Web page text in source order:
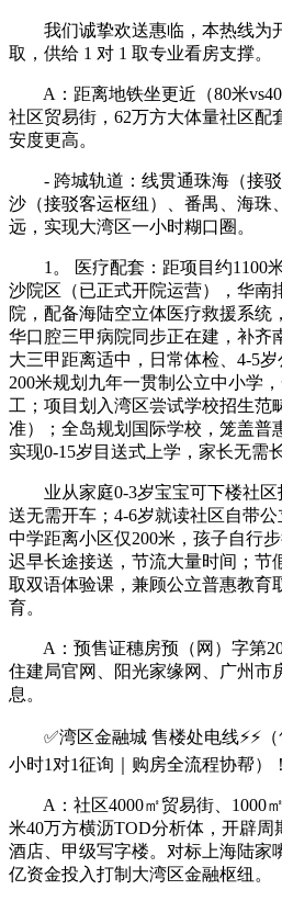
我们诚挚欢送惠临，本热线为
取，供给 1 对 1 取专业看房支撑。
A：距离地铁坐更近（80米
社区贸易街，62万方大体量社区配
安度更高。
- 跨城轨道：线贯通珠海（接驳
沙（接驳客运枢纽）、番禺、海珠
远，实现大湾区一小时糊口圈。
1。 医疗配套：距项目约1100
沙院区（已正式开院运营），华南
院，配备海陆空立体医疗救援系统
华口腔三甲病院同步正在建，补齐
大三甲距离适中，日常体检、4-5
200米规划九年一贯制公立中小学
工；项目划入湾区尝试学校招生范
准）；全岛规划国际学校，笼盖普
实现0-15岁目送式上学，家长无需
业从家庭0-3岁宝宝可下楼社区
送无需开车；4-6岁就读社区自带
中学距离小区仅200米，孩子自行
迟早长途接送，节流大量时间；节
取双语体验课，兼顾公立普惠教育
育。
A：预售证穗房预（网）字第
住建局官网、阳光家缘网、广州市
息。
✅湾区金融城 售楼处电线⚡⚡（
小时1对1征询｜购房全流程协帮）！
A：社区4000㎡贸易街、1000
米40万方横沥TOD分析体，开辟周
酒店、甲级写字楼。对标上海陆家
亿资金投入打制大湾区金融枢纽。